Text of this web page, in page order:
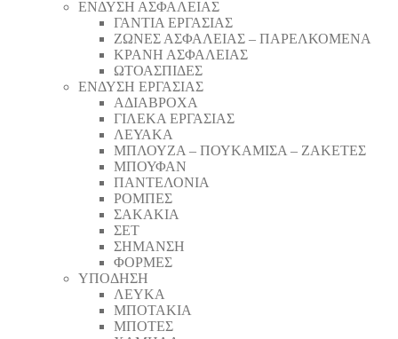
ΕΝΔΥΣΗ ΑΣΦΑΛΕΙΑΣ
ΓΑΝΤΙΑ ΕΡΓΑΣΙΑΣ
ΖΩΝΕΣ ΑΣΦΑΛΕΙΑΣ – ΠΑΡΕΛΚΟΜΕΝΑ
ΚΡΑΝΗ ΑΣΦΑΛΕΙΑΣ
ΩΤΟΑΣΠΙΔΕΣ
ΕΝΔΥΣΗ ΕΡΓΑΣΙΑΣ
ΑΔΙΑΒΡΟΧΑ
ΓΙΛΕΚΑ ΕΡΓΑΣΙΑΣ
ΛΕΥΑΚΑ
ΜΠΛΟΥΖΑ – ΠΟΥΚΑΜΙΣΑ – ΖΑΚΕΤΕΣ
ΜΠΟΥΦΑΝ
ΠΑΝΤΕΛΟΝΙΑ
ΡΟΜΠΕΣ
ΣΑΚΑΚΙΑ
ΣΕΤ
ΣΗΜΑΝΣΗ
ΦΟΡΜΕΣ
ΥΠΟΔΗΣΗ
ΛΕΥΚΑ
ΜΠΟΤΑΚΙΑ
ΜΠΟΤΕΣ